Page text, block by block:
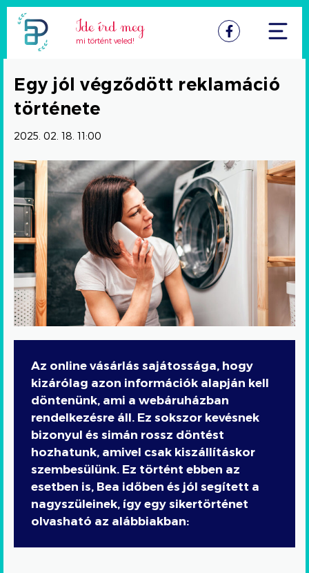
mi történt veled! Facebook
Egy jól végződött reklamáció
története
2025. 02. 18. 11:00
Az online vásárlás sajátossága, hogy
kizárólag azon információk alapján kell
döntenünk, ami a webáruházban
rendelkezésre áll. Ez sokszor kevésnek
bizonyul és simán rossz döntést
hozhatunk, amivel csak kiszállításkor
szembesülünk. Ez történt ebben az
esetben is, Bea időben és jól segített a
nagyszüleinek, így egy sikertörténet
olvasható az alábbiakban: